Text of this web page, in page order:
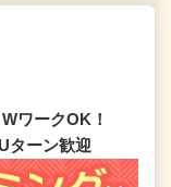
WワークOK！
ーン歓迎